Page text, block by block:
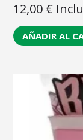
12,00 €
AÑADIR AL